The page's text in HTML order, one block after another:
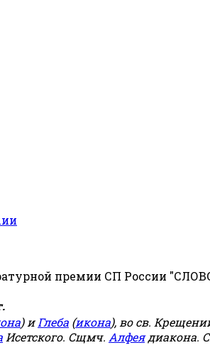
премии СП России
) иГлеба (икона), во св.
Исетского. Сщмч. Алфеядиакона.